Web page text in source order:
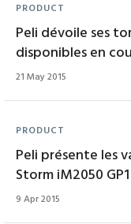
PRODUCT
Peli dévoile ses
disponibles en
21 May 2015
PRODUCT
Peli présente les
Storm iM2050
9 Apr 2015